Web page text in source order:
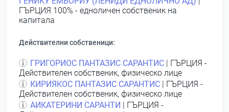
ГЪРЦИЯ 100% - едноличен собственик на
капитала
Действителни собственици:
ГРИГОРИОС ПАНТАЗИС САРАНТИС | ГЪРЦИЯ -
Действителен собственик, физическо лице
КИРИЯКОС ПАНТАЗИС САРАНТИС | ГЪРЦИЯ -
Действителен собственик, физическо лице
АИКАТЕРИНИ САРАНТИ
| ГЪРЦИЯ -